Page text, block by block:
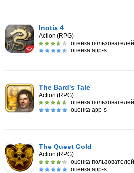
Inotia 4
Action (RPG)
оценка пользователей
оценка app-s
The Bard's Tale
Action (RPG)
оценка пользователей
оценка app-s
The Quest Gold
Action (RPG)
оценка пользователей
оценка app-s